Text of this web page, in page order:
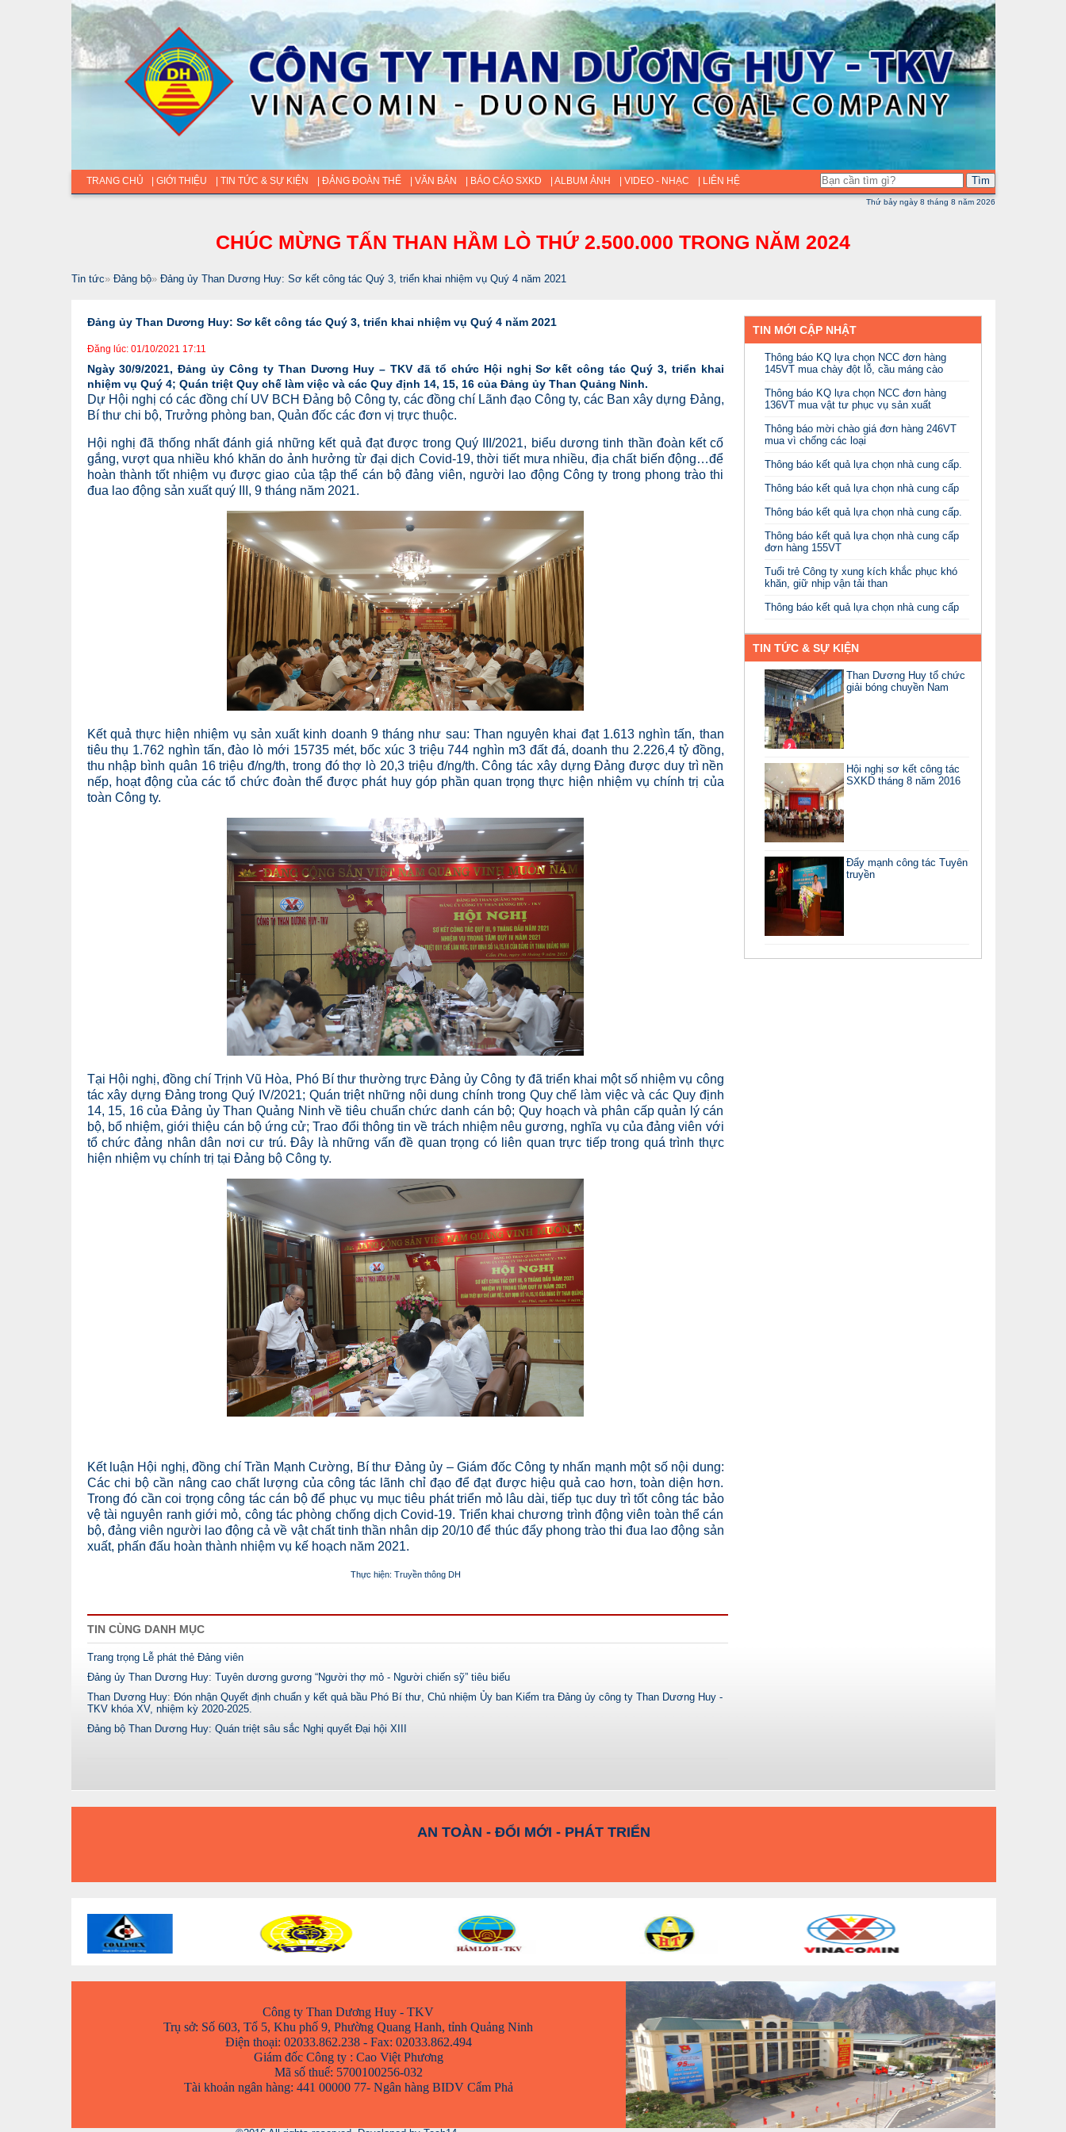
TRANG CHỦ | GIỚI THIỆU | TIN TỨC & SỰ KIỆN | ĐẢNG ĐOÀN THỂ | VĂN BẢN | BÁO CÁO SXKD | ALBUM ẢNH | VIDEO - NHẠC | LIÊN HỆ Tìm
Thứ bảy ngày 8 tháng 8 năm 2026
CHÚC MỪNG TẤN THAN HẦM LÒ THỨ 2.500.000 TRONG NĂM 2024
Tin tức» Đảng bộ» Đảng ủy Than Dương Huy: Sơ kết công tác Quý 3, triển khai nhiệm vụ Quý 4 năm 2021
Đảng ủy Than Dương Huy: Sơ kết công tác Quý 3, triển khai nhiệm vụ Quý 4 năm 2021
Đăng lúc: 01/10/2021 17:11
Ngày 30/9/2021, Đảng ủy Công ty Than Dương Huy – TKV đã tổ chức Hội nghị Sơ kết công tác Quý 3, triển khai
nhiệm vụ Quý 4; Quán triệt Quy chế làm việc và các Quy định 14, 15, 16 của Đảng ủy Than Quảng Ninh.
Dự Hội nghị có các đồng chí UV BCH Đảng bộ Công ty, các đồng chí Lãnh đạo Công ty, các Ban xây dựng Đảng,
Bí thư chi bộ, Trưởng phòng ban, Quản đốc các đơn vị trực thuộc.
Hội nghị đã thống nhất đánh giá những kết quả đạt được trong Quý III/2021, biểu dương tinh thần đoàn kết cố
gắng, vượt qua nhiều khó khăn do ảnh hưởng từ đại dịch Covid-19, thời tiết mưa nhiều, địa chất biến động…để
hoàn thành tốt nhiệm vụ được giao của tập thể cán bộ đảng viên, người lao động Công ty trong phong trào thi
đua lao động sản xuất quý III, 9 tháng năm 2021.
Kết quả thực hiện nhiệm vụ sản xuất kinh doanh 9 tháng như sau: Than nguyên khai đạt 1.613 nghìn tấn, than
tiêu thụ 1.762 nghìn tấn, đào lò mới 15735 mét, bốc xúc 3 triệu 744 nghìn m3 đất đá, doanh thu 2.226,4 tỷ đồng,
thu nhập bình quân 16 triệu đ/ng/th, trong đó thợ lò 20,3 triệu đ/ng/th. Công tác xây dựng Đảng được duy trì nền
nếp, hoạt động của các tổ chức đoàn thể được phát huy góp phần quan trọng thực hiện nhiệm vụ chính trị của
toàn Công ty.
Tại Hội nghị, đồng chí Trịnh Vũ Hòa, Phó Bí thư thường trực Đảng ủy Công ty đã triển khai một số nhiệm vụ công
tác xây dựng Đảng trong Quý IV/2021; Quán triệt những nội dung chính trong Quy chế làm việc và các Quy định
14, 15, 16 của Đảng ủy Than Quảng Ninh về tiêu chuẩn chức danh cán bộ; Quy hoạch và phân cấp quản lý cán
bộ, bổ nhiệm, giới thiệu cán bộ ứng cử; Trao đổi thông tin về trách nhiệm nêu gương, nghĩa vụ của đảng viên với
tổ chức đảng nhân dân nơi cư trú. Đây là những vấn đề quan trọng có liên quan trực tiếp trong quá trình thực
hiện nhiệm vụ chính trị tại Đảng bộ Công ty.
Kết luận Hội nghị, đồng chí Trần Mạnh Cường, Bí thư Đảng ủy – Giám đốc Công ty nhấn mạnh một số nội dung:
Các chi bộ cần nâng cao chất lượng của công tác lãnh chỉ đạo để đạt được hiệu quả cao hơn, toàn diện hơn.
Trong đó cần coi trọng công tác cán bộ để phục vụ mục tiêu phát triển mỏ lâu dài, tiếp tục duy trì tốt công tác bảo
vệ tài nguyên ranh giới mỏ, công tác phòng chống dịch Covid-19. Triển khai chương trình động viên toàn thể cán
bộ, đảng viên người lao động cả về vật chất tinh thần nhân dịp 20/10 để thúc đẩy phong trào thi đua lao động sản
xuất, phấn đấu hoàn thành nhiệm vụ kế hoạch năm 2021.
Thực hiện: Truyền thông DH
TIN CÙNG DANH MỤC
Trang trọng Lễ phát thẻ Đảng viên
Đảng ủy Than Dương Huy: Tuyên dương gương “Người thợ mỏ - Người chiến sỹ” tiêu biểu
Than Dương Huy: Đón nhận Quyết định chuẩn y kết quả bầu Phó Bí thư, Chủ nhiệm Ủy ban Kiểm tra Đảng ủy công ty Than Dương Huy -
TKV khóa XV, nhiệm kỳ 2020-2025.
Đảng bộ Than Dương Huy: Quán triệt sâu sắc Nghị quyết Đại hội XIII
TIN MỚI CẬP NHẬT
Thông báo KQ lựa chọn NCC đơn hàng
145VT mua chày đột lỗ, cầu máng cào
Thông báo KQ lựa chọn NCC đơn hàng
136VT mua vật tư phục vụ sản xuất
Thông báo mời chào giá đơn hàng 246VT
mua vì chống các loại
Thông báo kết quả lựa chọn nhà cung cấp.
Thông báo kết quả lựa chọn nhà cung cấp
Thông báo kết quả lựa chọn nhà cung cấp.
Thông báo kết quả lựa chọn nhà cung cấp
đơn hàng 155VT
Tuổi trẻ Công ty xung kích khắc phục khó
khăn, giữ nhịp vận tải than
Thông báo kết quả lựa chọn nhà cung cấp
TIN TỨC & SỰ KIỆN
Than Dương Huy tổ chức
giải bóng chuyền Nam
Hội nghị sơ kết công tác
SXKD tháng 8 năm 2016
Đẩy mạnh công tác Tuyên
truyền
Công ty Than Dương Huy - TKV
Trụ sở: Số 603, Tổ 5, Khu phố 9, Phường Quang Hanh, tỉnh Quảng Ninh
Điện thoại: 02033.862.238 - Fax: 02033.862.494
Giám đốc Công ty : Cao Việt Phương
Mã số thuế: 5700100256-032
Tài khoản ngân hàng: 441 00000 77- Ngân hàng BIDV Cẩm Phả